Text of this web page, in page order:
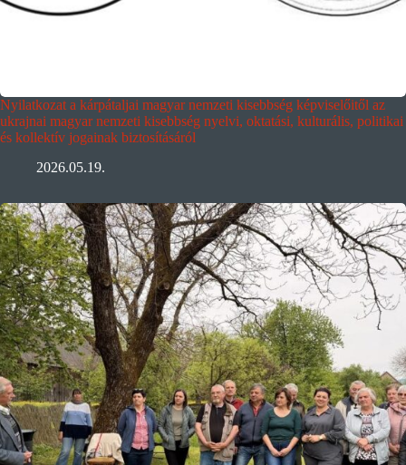
Nyilatkozat a kárpátaljai magyar nemzeti kisebbség képviselőitől az
ukrajnai magyar nemzeti kisebbség nyelvi, oktatási, kulturális, politikai
és kollektív jogainak biztosításáról
2026.05.19.